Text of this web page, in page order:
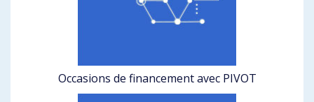
Occasions de financement avec PIVOT